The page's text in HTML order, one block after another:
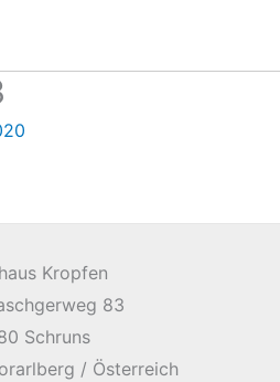
Kropfen
83
Schruns
/ Österreich